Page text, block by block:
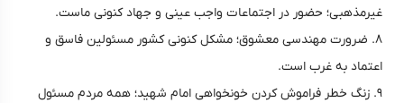
غیرمذهبی؛ حضور در اجتماعات واجب عینی و جهاد کنونی ماست.
۸. ضرورت مهندسی معشوق؛ مشکل کنونی کشور مسئولین فاسق و
اعتماد به غرب است.
۹. زنگ خطر فراموش کردن خونخواهی امام شهید؛ همه مردم مسئول